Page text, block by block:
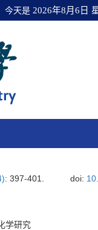
今天是 2026年8月6日
: 397-401. doi:
学研究